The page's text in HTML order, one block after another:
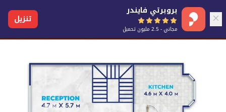
بروبرتي فايندر
مجاني - 2.5 مليون تحميل
تنزيل